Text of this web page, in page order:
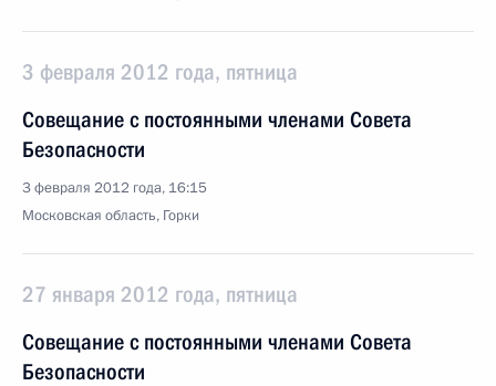
3 февраля 2012 года, пятница
Совещание с постоянными членами Совета
Безопасности
3 февраля 2012 года, 16:15
Московская область, Горки
27 января 2012 года, пятница
Совещание с постоянными членами Совета
Безопасности